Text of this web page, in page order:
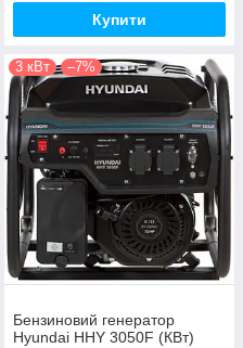
Купити
3 кВт –7%
Бензиновий генератор
Hyundai HHY 3050F (КВт)